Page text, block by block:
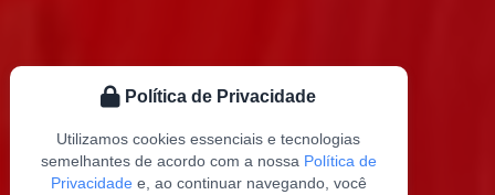
Política de Privacidade
Utilizamos cookies essenciais e tecnologias
semelhantes de acordo com a nossa Política de
Privacidadee, ao continuar navegando, você